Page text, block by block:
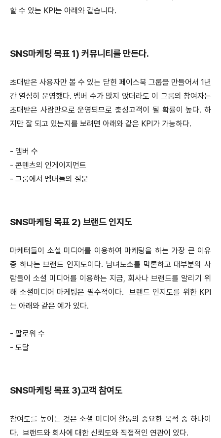
할 수 있는 KPI는 아래와 같습니다.
SNS마케팅 목표 1) 커뮤니티를 만든다.
초대받은 사용자만 볼 수 있는 닫힌 페이스북 그룹을 만들어서 1년
간 열심히 운영했다. 멤버 수가 많지 않더라도 이 그룹의 참여자는
초대받은 사람만으로 운영되므로 충성고객이 될 확률이 높다. 하
지만 잘 되고 있는지를 보려면 아래와 같은 KPI가 가능하다.
- 멤버 수
- 콘텐츠의 인게이지먼트
- 그룹에서 멤버들의 질문
SNS마케팅 목표 2) 브랜드 인지도
마케터들이 소셜 미디어를 이용하여 마케팅을 하는 가장 큰 이유
중 하나는 브랜드 인지도이다. 남녀노소를 막론하고 대부분의 사
람들이 소셜 미디어를 이용하는 지금, 회사나 브랜드를 알리기 위
해 소셜미디어 마케팅은 필수적이다. 브랜드 인지도를 위한 KPI
는 아래와 같은 예가 있다.
- 팔로워 수
- 도달
SNS마케팅 목표 3)고객 참여도
참여도를 높이는 것은 소셜 미디어 활동의 중요한 목적 중 하나이
다. 브랜드와 회사에 대한 신뢰도와 직접적인 연관이 있다.